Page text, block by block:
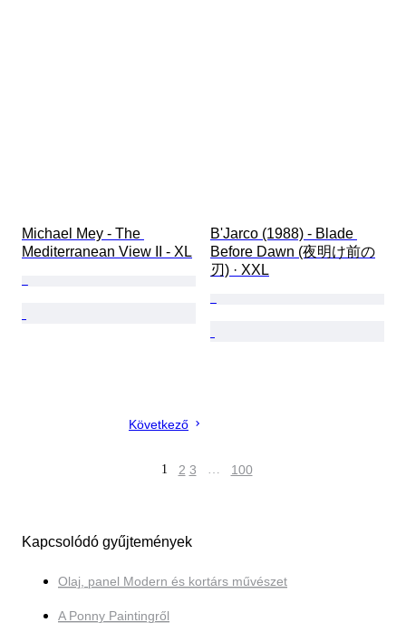
Michael Mey - The
Mediterranean View II - XL
B'Jarco (1988) - Blade
Before Dawn (夜明け前の
刃) · XXL
Következő
1 2 3 … 100
Kapcsolódó gyűjtemények
Olaj, panel Modern és kortárs művészet
A Ponny Paintingről